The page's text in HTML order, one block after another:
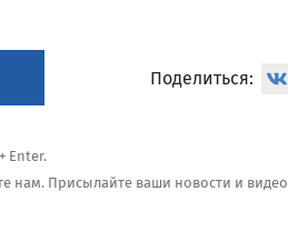
Поделиться:
Enter.
нам. Присылайте ваши новости и видео